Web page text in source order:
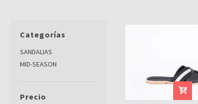
Categorías
SANDALIAS
MID-SEASON
Precio